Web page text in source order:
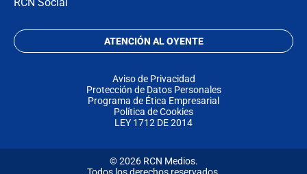
ATENCIÓN AL OYENTE
Aviso de Privacidad
Protección de Datos Personales
Programa de Ética Empresarial
Política de Cookies
LEY 1712 DE 2014
© 2026 RCN Medios.